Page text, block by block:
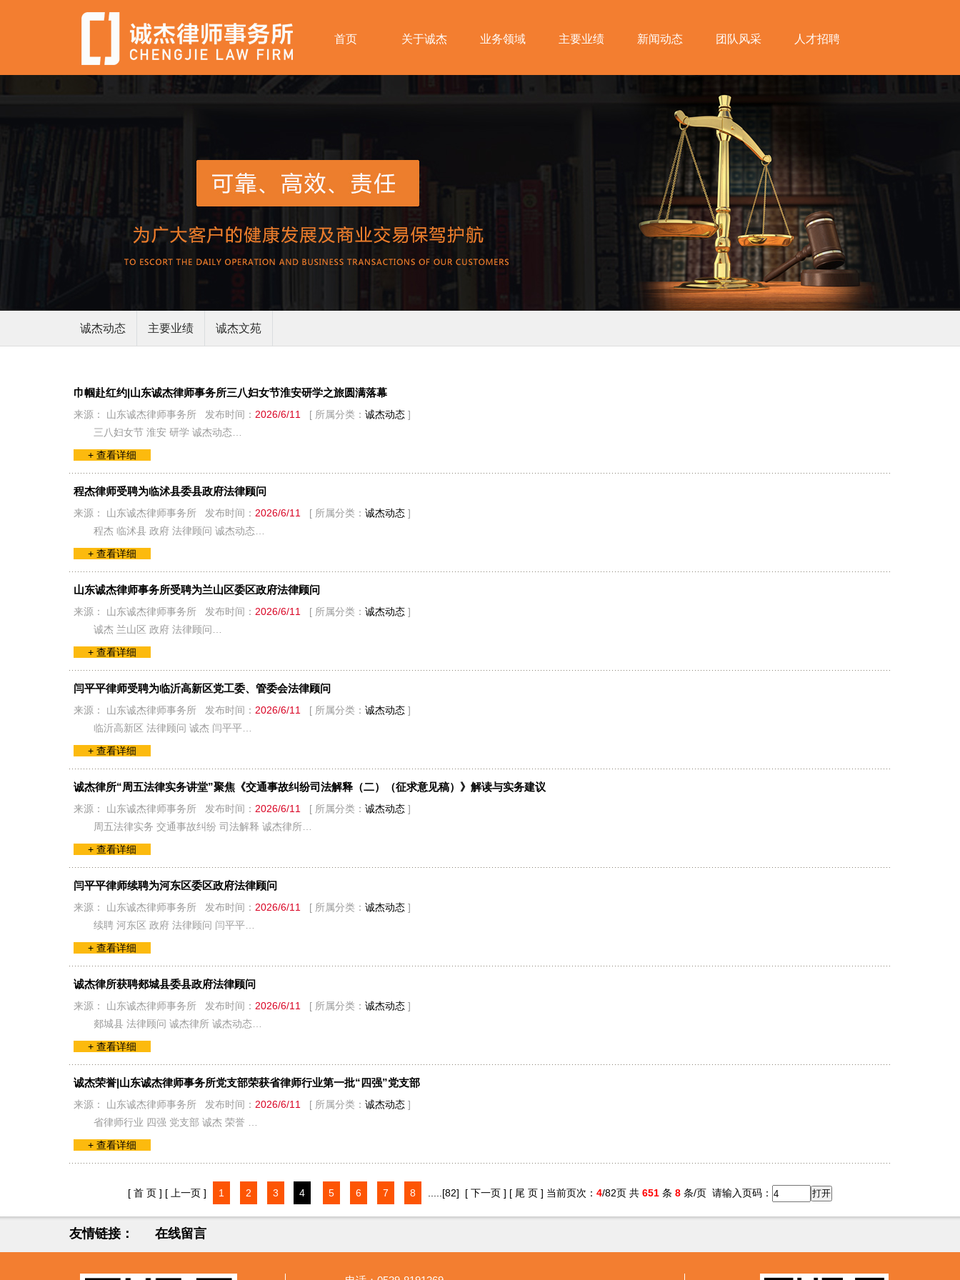
首页 关于诚杰 业务领域 主要业绩 新闻动态 团队风采 人才招聘
诚杰动态 主要业绩 诚杰文苑
巾帼赴红约|山东诚杰律师事务所三八妇女节淮安研学之旅圆满落幕
来源： 山东诚杰律师事务所 发布时间： 2026/6/11 [ 所属分类： 诚杰动态 ]
三八妇女节 淮安 研学 诚杰动态…
+ 查看详细
程杰律师受聘为临沭县委县政府法律顾问
来源： 山东诚杰律师事务所 发布时间： 2026/6/11 [ 所属分类： 诚杰动态 ]
程杰 临沭县 政府 法律顾问 诚杰动态…
+ 查看详细
山东诚杰律师事务所受聘为兰山区委区政府法律顾问
来源： 山东诚杰律师事务所 发布时间： 2026/6/11 [ 所属分类： 诚杰动态 ]
诚杰 兰山区 政府 法律顾问…
+ 查看详细
闫平平律师受聘为临沂高新区党工委、管委会法律顾问
来源： 山东诚杰律师事务所 发布时间： 2026/6/11 [ 所属分类： 诚杰动态 ]
临沂高新区 法律顾问 诚杰 闫平平…
+ 查看详细
诚杰律所“周五法律实务讲堂”聚焦《交通事故纠纷司法解释（二）（征求意见稿）》解读与实务建议
来源： 山东诚杰律师事务所 发布时间： 2026/6/11 [ 所属分类： 诚杰动态 ]
周五法律实务 交通事故纠纷 司法解释 诚杰律所…
+ 查看详细
闫平平律师续聘为河东区委区政府法律顾问
来源： 山东诚杰律师事务所 发布时间： 2026/6/11 [ 所属分类： 诚杰动态 ]
续聘 河东区 政府 法律顾问 闫平平…
+ 查看详细
诚杰律所获聘郯城县委县政府法律顾问
来源： 山东诚杰律师事务所 发布时间： 2026/6/11 [ 所属分类： 诚杰动态 ]
郯城县 法律顾问 诚杰律所 诚杰动态…
+ 查看详细
诚杰荣誉|山东诚杰律师事务所党支部荣获省律师行业第一批“四强”党支部
来源： 山东诚杰律师事务所 发布时间： 2026/6/11 [ 所属分类： 诚杰动态 ]
省律师行业 四强 党支部 诚杰 荣誉 …
+ 查看详细
[ 首 页 ] [ 上一页 ] 1 2 3 4 5 6 7 8 [82] [ 下一页 ] [ 尾 页 ] 当前页次： 4/82页 共 651 条 8 条/页 请输入页码：
友情链接： 在线留言